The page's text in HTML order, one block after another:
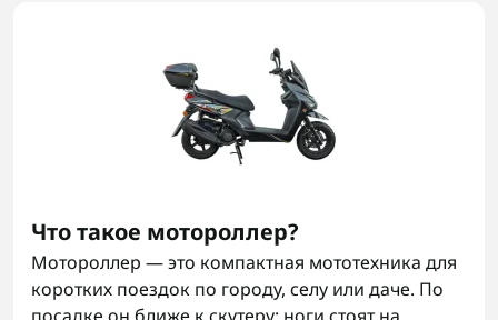
Что такое мотороллер?
Мотороллер — это компактная мототехника для
коротких поездок по городу, селу или даче. По